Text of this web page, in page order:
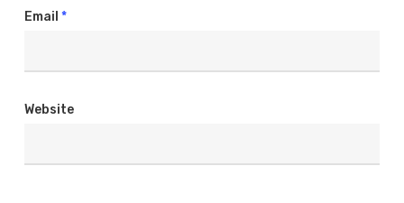
Email *
Website